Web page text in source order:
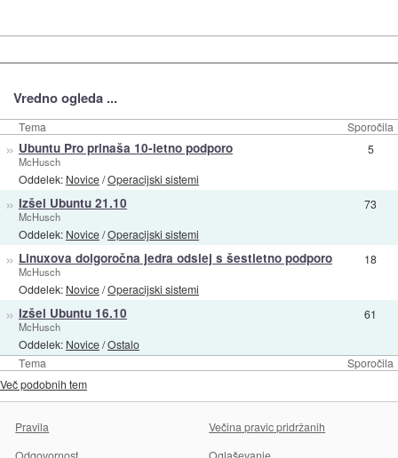
Vredno ogleda ...
Tema Sporočila
Tema Sporočila
» Ubuntu Pro prinaša 10-letno podporo
McHusch
Oddelek: Novice/Operacijski sistemi
5
» Izšel Ubuntu 21.10
McHusch
Oddelek: Novice/Operacijski sistemi
73
» Linuxova dolgoročna jedra odslej s šestletno podporo
McHusch
Oddelek: Novice/Operacijski sistemi
18
» Izšel Ubuntu 16.10
McHusch
Oddelek: Novice/Ostalo
61
Več podobnih tem
Pravila
Večina pravic pridržanih